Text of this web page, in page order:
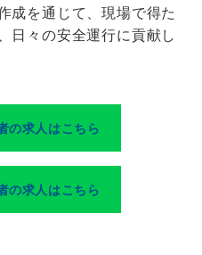
成を通じて、現場で得た
日々の安全運行に貢献し
の求人はこちら
の求人はこちら